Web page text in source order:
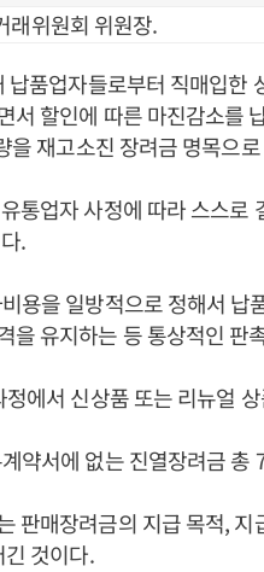
위원회 위원장.
납품업자들로부터 직매입한
서 할인에 따른 마진감소를
을 재고소진 장려금 명목으
통업자 사정에 따라 스스로
.
용을 일방적으로 정해서
을 유지하는 등 통상적인 판
정에서 신상품 또는 리뉴얼
약서에 없는 진열장려금
판매장려금의 지급 목적,
것이다.